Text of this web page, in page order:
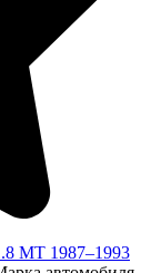
MT 1987–1993